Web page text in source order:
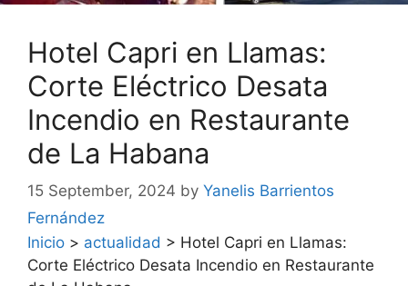
Hotel Capri en Llamas:
Corte Eléctrico Desata
Incendio en Restaurante
de La Habana
15 September, 2024 by Yanelis Barrientos
Fernández
Inicio > actualidad > Hotel Capri en Llamas:
Corte Eléctrico Desata Incendio en Restaurante